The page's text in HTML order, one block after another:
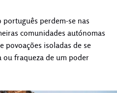
perdem-se nas
comunidades autónomas
povoações isoladas de se
ou fraqueza de um poder